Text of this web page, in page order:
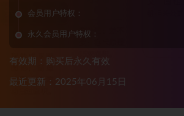
会员用户特权：
永久会员用户特权：
有效期：购买后永久有效
最近更新：2025年06月15日